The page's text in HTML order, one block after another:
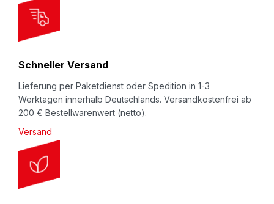
t
e
r
Schneller Versand
Lieferung per Paketdienst oder Spedition in 1-3
Werktagen innerhalb Deutschlands. Versandkostenfrei ab
200 € Bestellwarenwert (netto).
Versand